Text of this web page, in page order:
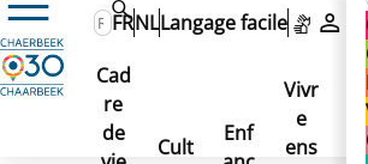
FRNLLangage facile
Cad
re
de
Cult
Enf
Vivr
e
ens
Règlement relatif aux subventions
Règlement relatif
subventions